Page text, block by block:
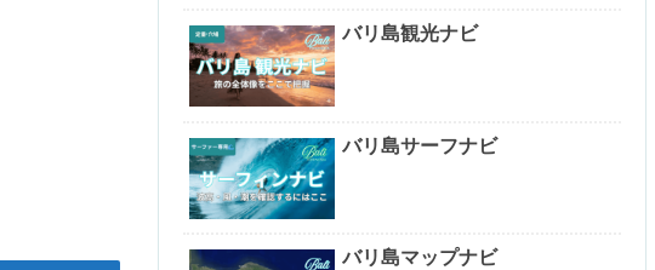
バリ島観光ナビ
バリ島サーフナビ
バリ島マップナビ